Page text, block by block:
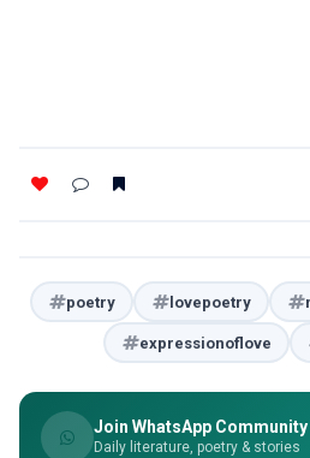
poetry lovepoetry
expressionoflove
Join WhatsApp Community
Daily literature, poetry & stories